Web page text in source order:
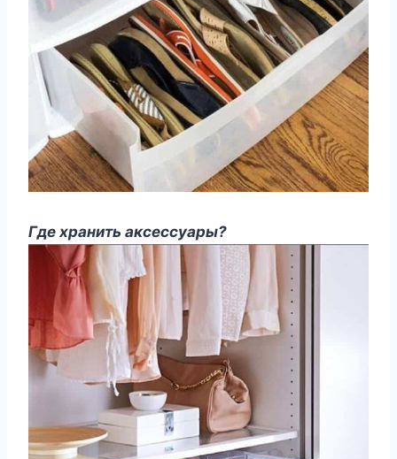
Где хранить аксессуары?